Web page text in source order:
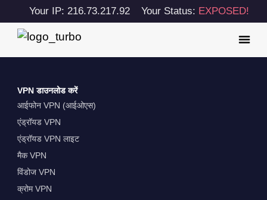
Your IP: 216.73.217.92 Your Status: EXPOSED!
VPN डाउनलोड करें
आईफोन VPN (आईओएस)
एंड्रॉयड VPN
एंड्रॉयड VPN लाइट
मैक VPN
विंडोज VPN
क्रोम VPN